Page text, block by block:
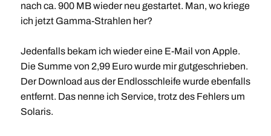
nach ca. 900 MB wieder neu gestartet. Man, wo kriege
ich jetzt Gamma-Strahlen her?
Jedenfalls bekam ich wieder eine E-Mail von Apple.
Die Summe von 2,99 Euro wurde mir gutgeschrieben.
Der Download aus der Endlosschleife wurde ebenfalls
entfernt. Das nenne ich Service, trotz des Fehlers um
Solaris.